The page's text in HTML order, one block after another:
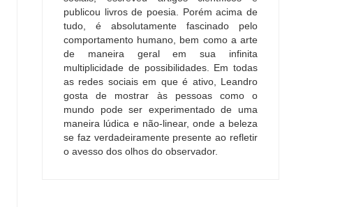
publicou livros de poesia. Porém acima de
tudo, é absolutamente fascinado pelo
comportamento humano, bem como a arte
de maneira geral em sua infinita
multiplicidade de possibilidades. Em todas
as redes sociais em que é ativo, Leandro
gosta de mostrar às pessoas como o
mundo pode ser experimentado de uma
maneira lúdica e não-linear, onde a beleza
se faz verdadeiramente presente ao refletir
o avesso dos olhos do observador.